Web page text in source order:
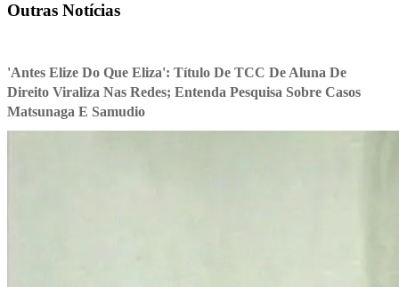
Outras Notícias
'Antes Elize Do Que Eliza': Título De TCC De Aluna De
Direito Viraliza Nas Redes; Entenda Pesquisa Sobre Casos
Matsunaga E Samudio